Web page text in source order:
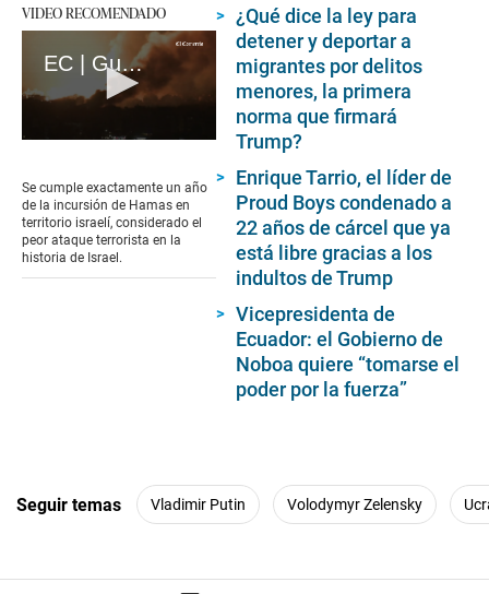
VIDEO RECOMENDADO
EC | Guerra en Gaza: A un año del ataque mortal de Hamás en Israel (loop)
of
17
seconds
Se cumple exactamente un año
de la incursión de Hamas en
territorio israelí, considerado el
peor ataque terrorista en la
historia de Israel.
¿Qué dice la ley para
detener y deportar a
migrantes por delitos
menores, la primera
norma que firmará
Trump?
Enrique Tarrio, el líder de
Proud Boys condenado a
22 años de cárcel que ya
está libre gracias a los
indultos de Trump
Vicepresidenta de
Ecuador: el Gobierno de
Noboa quiere “tomarse el
poder por la fuerza”
Seguir temas Vladimir Putin Volodymyr Zelensky